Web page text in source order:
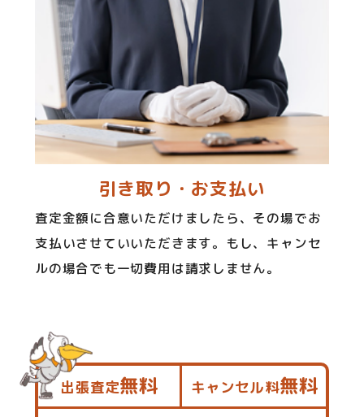
引き取り・お支払い
査定金額に合意いただけましたら、その場でお
支払いさせていいただきます。もし、キャンセ
ルの場合でも一切費用は請求しません。
出張査定無料 キャンセル料無料